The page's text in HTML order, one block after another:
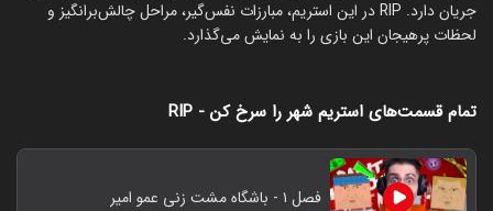
جریان دارد. RIP در این استریم، مبارزات نفس‌گیر، مراحل چالش‌برانگیز و
لحظات پرهیجان این بازی را به نمایش می‌گذارد.
تمام قسمت‌های استریم شهر را سرخ کن - RIP
فصل ۱ - باشگاه مشت زنی عمو امیر